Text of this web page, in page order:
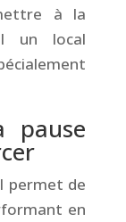
à la
un local
pause
permet de
en